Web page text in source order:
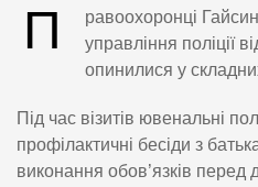
П
равоохоронці
управління поліції
опинилися у
Під час візитів ювенальні
профілактичні бесіди з
виконання обов’язків перед